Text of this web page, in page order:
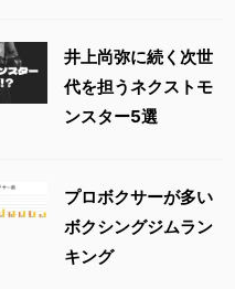
井上尚弥に続く次世
代を担うネクストモ
ンスター5選
プロボクサーが多い
ボクシングジムラン
キング